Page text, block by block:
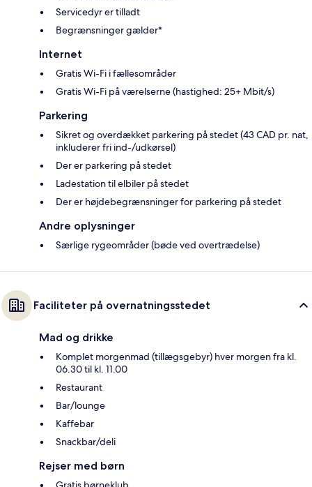
Servicedyr er tilladt
Begrænsninger gælder*
Internet
Gratis Wi-Fi i fællesområder
Gratis Wi-Fi på værelserne (hastighed: 25+ Mbit/s)
Parkering
Sikret og overdækket parkering på stedet (43 CAD pr. nat,
inkluderer fri ind-/udkørsel)
Der er parkering på stedet
Ladestation til elbiler på stedet
Der er højdebegrænsninger for parkering på stedet
Andre oplysninger
Særlige rygeområder (bøde ved overtrædelse)
Faciliteter på overnatningsstedet
Mad og drikke
Komplet morgenmad (tillægsgebyr) hver morgen fra kl.
06.30 til kl. 11.00
Restaurant
Bar/lounge
Kaffebar
Snackbar/deli
Rejser med børn